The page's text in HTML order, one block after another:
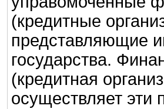
(кредитные
представляющие
государства.
(кредитная
осуществляет эти